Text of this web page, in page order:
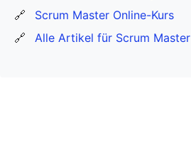
🔗
Scrum Master Online-Kurs
🔗
Alle Artikel für Scrum Master